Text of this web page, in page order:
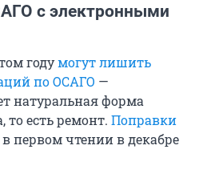
с электронными
годумогут лишить
по ОСАГО —
натуральная форма
есть ремонт. Поправки
в первом чтении в декабре